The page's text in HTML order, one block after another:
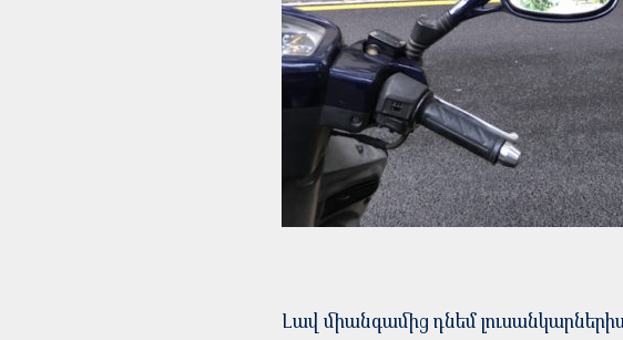
Լավ միանգամից դնեմ